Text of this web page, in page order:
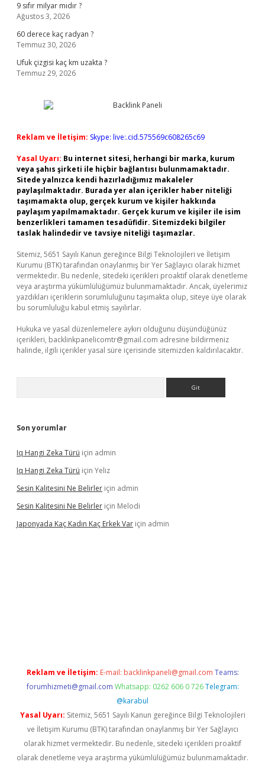
9 sıfır milyar mıdır ?
Ağustos 3, 2026
60 derece kaç radyan ?
Temmuz 30, 2026
Ufuk çizgisi kaç km uzakta ?
Temmuz 29, 2026
Reklam ve İletişim: Skype: live:.cid.575569c608265c69
Yasal Uyarı: Bu internet sitesi, herhangi bir marka, kurum
veya şahıs şirketi ile hiçbir bağlantısı bulunmamaktadır.
Sitede yalnızca kendi hazırladığımız makaleler
paylaşılmaktadır. Burada yer alan içerikler haber niteliği
taşımamakta olup, gerçek kurum ve kişiler hakkında
paylaşım yapılmamaktadır. Gerçek kurum ve kişiler ile isim
benzerlikleri tamamen tesadüfidir. Sitemizdeki bilgiler
taslak halindedir ve tavsiye niteliği taşımazlar.
Sitemiz, 5651 Sayılı Kanun gereğince Bilgi Teknolojileri ve İletişim
Kurumu (BTK) tarafından onaylanmış bir Yer Sağlayıcı olarak hizmet
vermektedir. Bu nedenle, sitedeki içerikleri proaktif olarak denetleme
veya araştırma yükümlülüğümüz bulunmamaktadır. Ancak, üyelerimiz
yazdıkları içeriklerin sorumluluğunu taşımakta olup, siteye üye olarak
bu sorumluluğu kabul etmiş sayılırlar.
Hukuka ve yasal düzenlemelere aykırı olduğunu düşündüğünüz
içerikleri, backlinkpanelicomtr@gmail.com adresine bildirmeniz
halinde, ilgili içerikler yasal süre içerisinde sitemizden kaldırılacaktır.
Son yorumlar
Iq Hangi Zeka Türü için admin
Iq Hangi Zeka Türü için Yeliz
Sesin Kalitesini Ne Belirler için admin
Sesin Kalitesini Ne Belirler için Melodi
Japonyada Kaç Kadın Kaç Erkek Var için admin
Reklam ve İletişim: E-mail: backlinkpaneli@gmail.com Teams:
forumhizmeti@gmail.com Whatsapp: 0262 606 0 726 Telegram:
@karabul
Yasal Uyarı: Sitemiz, 5651 Sayılı Kanun gereğince Bilgi Teknolojileri
ve İletişim Kurumu (BTK) tarafından onaylanmış bir Yer Sağlayıcı
olarak hizmet vermektedir. Bu nedenle, sitedeki içerikleri proaktif
olarak denetleme veya araştırma yükümlülüğümüz bulunmamaktadır.